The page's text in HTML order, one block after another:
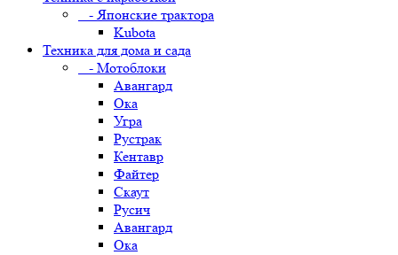
- Японские трактора
Kubota
Техника для дома и сада
- Мотоблоки
Авангард
Ока
Угра
Рустрак
Кентавр
Файтер
Скаут
Русич
Авангард
Ока